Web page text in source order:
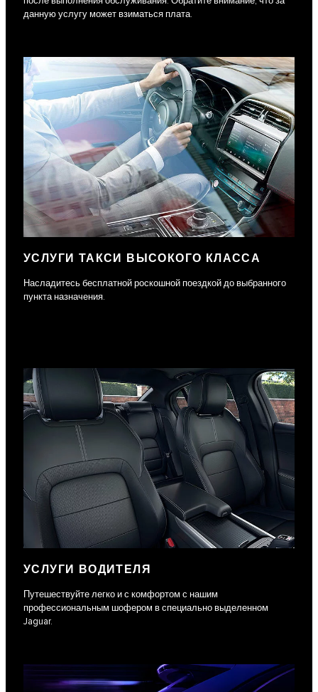
данную услугу может взиматься плата.
УСЛУГИ ТАКСИ ВЫСОКОГО КЛАССА
Насладитесь бесплатной роскошной поездкой до выбранного
пункта назначения.
УСЛУГИ ВОДИТЕЛЯ
Путешествуйте легко и с комфортом с нашим
профессиональным шофером в специально выделенном
Jaguar.